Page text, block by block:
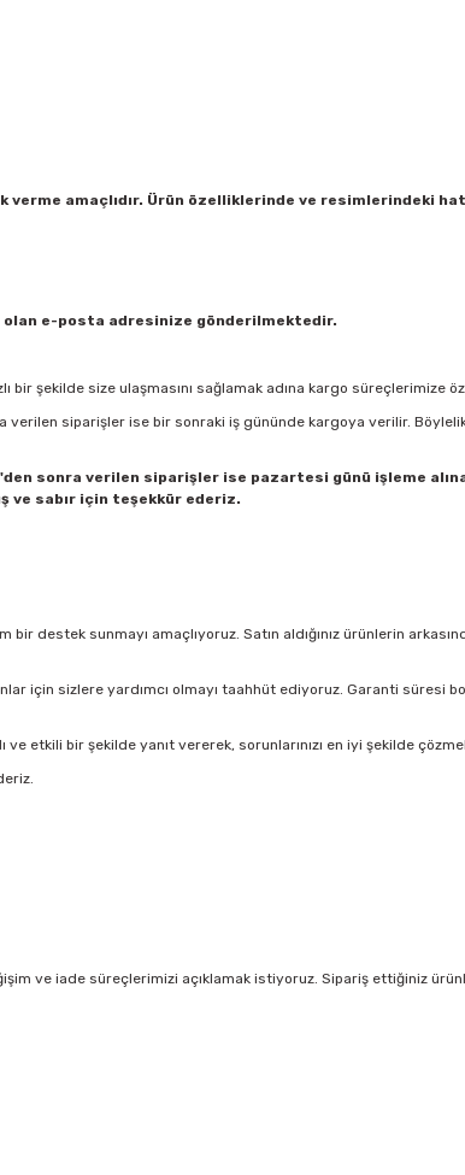
amaçlıdır. Ürün özelliklerinde ve resimlerindeki
e-posta adresinize gönderilmektedir.
bir şekilde size ulaşmasını sağlamak adına kargo süreçlerimize
siparişler ise bir sonraki iş gününde kargoya verilir.
sonra verilen siparişler ise pazartesi günü işleme
ve sabır için teşekkür ederiz.
destek sunmayı amaçlıyoruz. Satın aldığınız ürünlerin
için sizlere yardımcı olmayı taahhüt ediyoruz. Garanti süresi
etkili bir şekilde yanıt vererek, sorunlarınızı en iyi şekilde
ve iade süreçlerimizi açıklamak istiyoruz. Sipariş ettiğiniz